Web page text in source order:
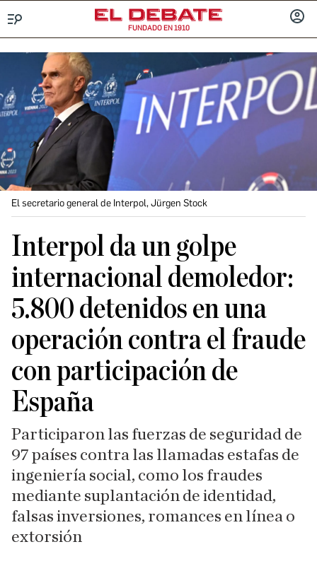
FUNDADO EN 1910
El secretario general de Interpol, Jürgen Stock
Interpol da un golpe
internacional demoledor:
5.800 detenidos en una
operación contra el fraude
con participación de
España
Participaron las fuerzas de seguridad de
97 países contra las llamadas estafas de
ingeniería social, como los fraudes
mediante suplantación de identidad,
falsas inversiones, romances en línea o
extorsión